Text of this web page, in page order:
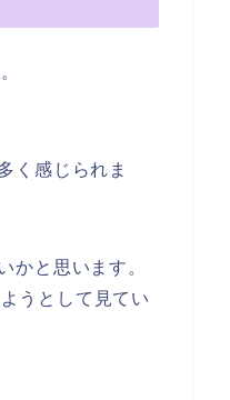
く感じられま
かと思います。
うとして見てい